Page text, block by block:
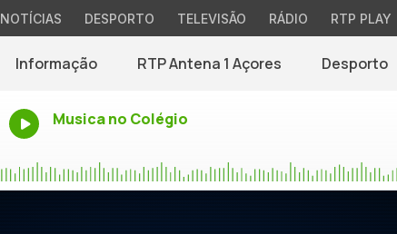
NOTÍCIAS DESPORTO TELEVISÃO RÁDIO RTP PLAY
Informação RTP Antena 1 Açores Desporto
Musica no Colégio